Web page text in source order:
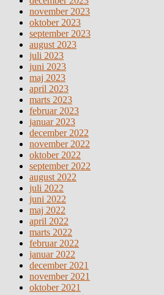
november 2023
oktober 2023
september 2023
august 2023
juli 2023
juni 2023
maj 2023
april 2023
marts 2023
februar 2023
januar 2023
december 2022
november 2022
oktober 2022
september 2022
august 2022
juli 2022
juni 2022
maj 2022
april 2022
marts 2022
februar 2022
januar 2022
december 2021
november 2021
oktober 2021